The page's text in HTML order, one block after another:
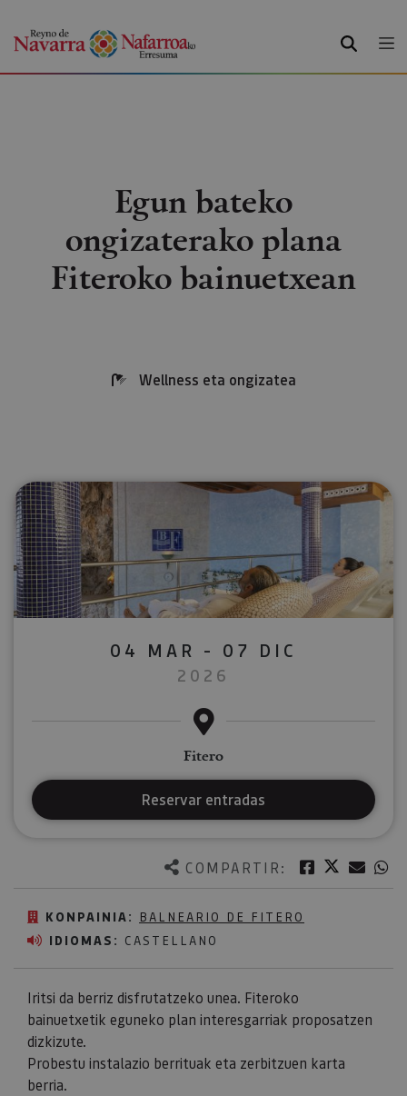
BILATU
Egun bateko
ongizaterako plana
Fiteroko bainuetxean
Wellness eta ongizatea
COMPARTIR: Facebook
Twitter
KONPAINIA: BALNEARIO DE FITERO
IDIOMAS: CASTELLANO
Iritsi da berriz disfrutatzeko unea. Fiteroko
bainuetxetik eguneko plan interesgarriak proposatzen
dizkizute.
Probestu instalazio berrituak eta zerbitzuen karta
berria.
04 MAR - 07 DIC
2026
Fitero
Reservar entradas